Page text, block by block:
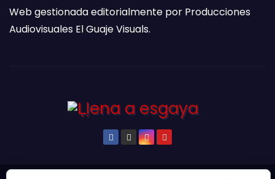
Web gestionada editorialmente por Producciones
Audiovisuales El Guaje Visuals.